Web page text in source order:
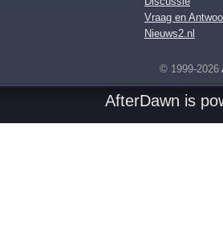
Vraag en
Nieuws2.nl
© 1999-2026
AfterDawn is